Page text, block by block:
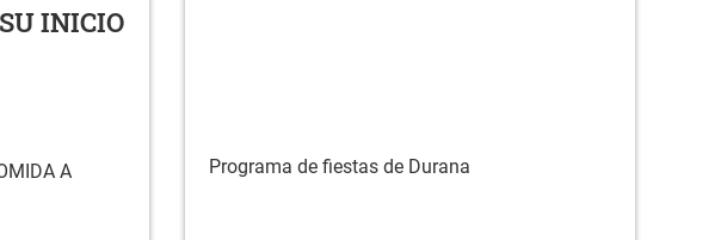
INICIO
A
Programa de fiestas de Durana